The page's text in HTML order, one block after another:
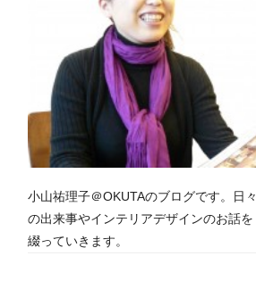
小山祐理子＠OKUTAのブログです。日々
の出来事やインテリアデザインのお話を
綴っていきます。